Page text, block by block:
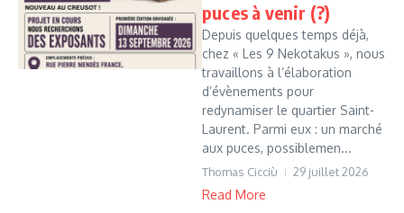
puces à venir (?)
Depuis quelques temps déjà,
chez « Les 9 Nekotakus », nous
travaillons à l’élaboration
d’évènements pour
redynamiser le quartier Saint-
Laurent. Parmi eux : un marché
aux puces, possiblemen...
Thomas Cicciù 29 juillet 2026
Read More